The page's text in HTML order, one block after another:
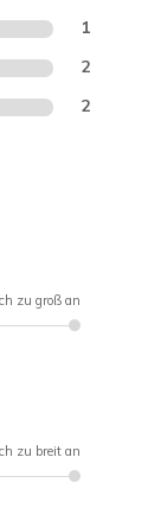
1
2
2
zu groß an
zu breit an